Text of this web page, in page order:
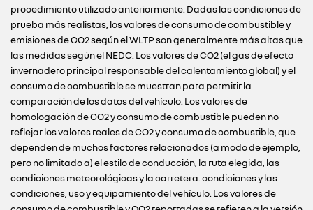
procedimiento utilizado anteriormente. Dadas las condiciones de
prueba más realistas, los valores de consumo de combustible y
emisiones de CO2 según el WLTP son generalmente más altas que
las medidas según el NEDC. Los valores de CO2 (el gas de efecto
invernadero principal responsable del calentamiento global) y el
consumo de combustible se muestran para permitir la
comparación de los datos del vehículo. Los valores de
homologación de CO2 y consumo de combustible pueden no
reflejar los valores reales de CO2 y consumo de combustible, que
dependen de muchos factores relacionados (a modo de ejemplo,
pero no limitado a) el estilo de conducción, la ruta elegida, las
condiciones meteorológicas y la carretera. condiciones y las
condiciones, uso y equipamiento del vehículo. Los valores de